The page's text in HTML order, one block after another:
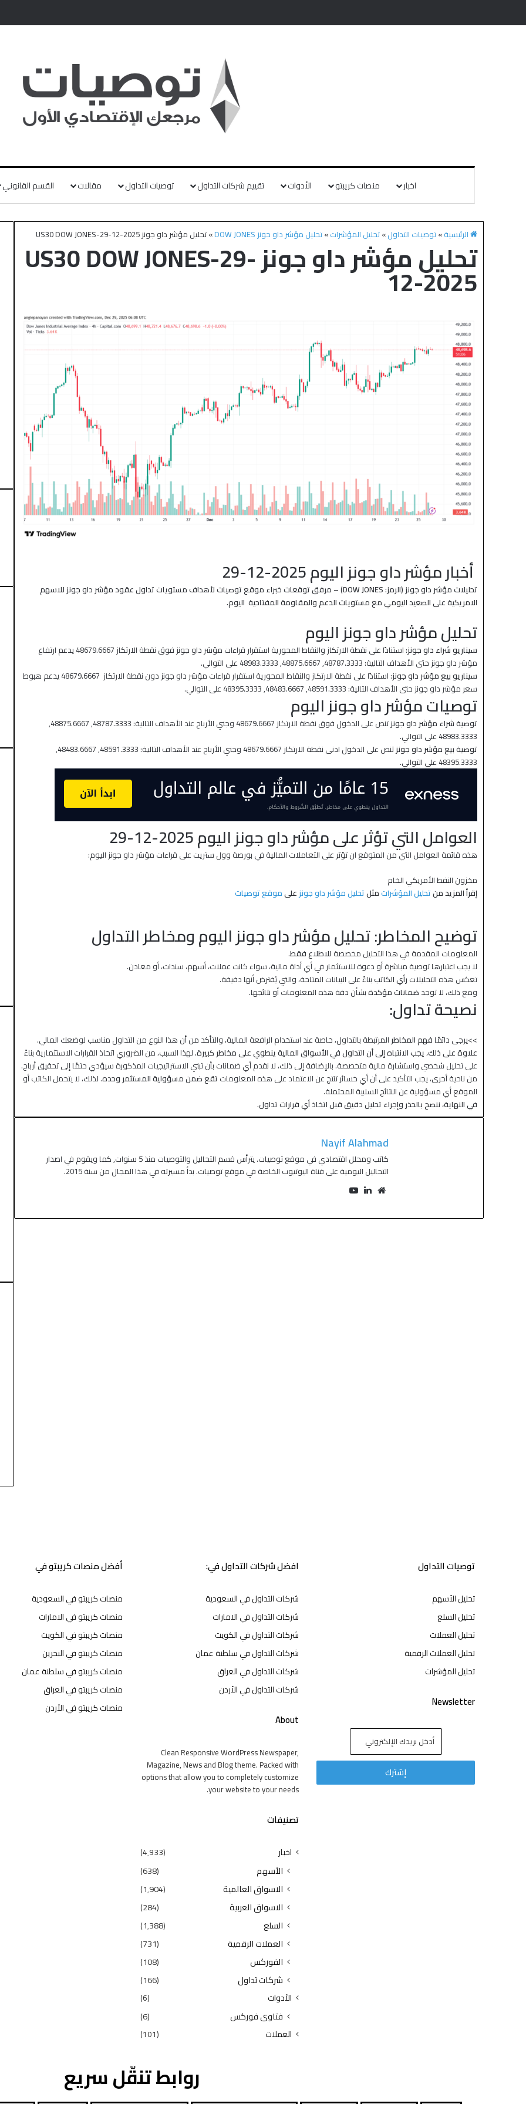
اخبار منصات كريبتو الأدوات تقييم شركات التداول توصيات التداول مقالات القسم القانوني
الرئيسية»توصيات التداول»تحليل المؤشرات»تحليل مؤشر داو جونز DOW JONES »تحليل مؤشر داو جونز US30 DOW JONES-29-12-2025
تحليل مؤشر داو جونز US30 DOW JONES-29-
12-2025
أخبار مؤشر داو جونز اليوم 2025-12-29
تحليلات مؤشر داو جونز (الرمز:DOW JONES) – مرفق توقعات خبراء موقع توصيات لأهداف مستويات تداول عقود مؤشر داو جونز للاسهم
الامريكية على الصعيد اليومي مع مستويات الدعم والمقاومة المفتاحية اليوم.
تحليل مؤشر داو جونز اليوم
سيناريو شراء داو جونز
: استنادًا على نقطة الارتكاز والنقاط المحورية استقرار قراءات مؤشر داو جونز فوق نقطة الارتكاز 48679.6667 يدعم ارتفاع
مؤشر داو جونز حتى الأهداف التالية: 48787.3333, 48875.6667, 48983.3333 على التوالي.
سيناريو بيع مؤشر داو جونز
: استنادًا على نقطة الارتكاز والنقاط المحورية استقرار قراءات مؤشر داو جونز دون نقطة الارتكاز 48679.6667 يدعم هبوط
سعر مؤشر داو جونز حتى الأهداف التالية: 48591.3333, 48483.6667, 48395.3333 على التوالي.
توصيات مؤشر داو جونز اليوم
توصية شراء مؤشر داو جونز
تنص على الدخول فوق نقطة الارتكاز 48679.6667 وجني الأرباح عند الأهداف التالية: 48787.3333, 48875.6667,
48983.3333 على التوالي.
توصية بيع مؤشر داو جونز
تنص على الدخول ادنى نقطة الارتكاز 48679.6667 وجني الأرباح عند الأهداف التالية: 48591.3333, 48483.6667,
48395.3333 على التوالي.
العوامل التي تؤثر على مؤشر داو جونز اليوم 2025-12-29
هذه قائمة العوامل التي من المتوقع ان تؤثر على التعاملات المالية في بورصة وول ستريت على قراءات مؤشر داو جونز اليوم:
مخزون النفط الأمريكي الخام
إقرأ المزيد منتحليل المؤشراتمثلتحليل مؤشر داو جونز علىموقع توصيات
توضيح المخاطر: تحليل مؤشر داو جونز اليوم ومخاطر التداول
المعلومات المقدمة في هذا التحليل مخصصة للاطلاع فقط.
لا يجب اعتبارها توصية مباشرة أو دعوة للاستثمار في أي أداة مالية، سواء كانت عملات، أسهم، سندات، أو معادن.
تعكس هذه التحليلات رأي الكاتببناءً على البيانات المتاحة، والتي يُفترض أنها دقيقة.
ومع ذلك، لا توجد ضمانات مؤكدةبشأن دقة هذه المعلومات أو نتائجها.
نصيحة تداول:
>>يرجى دائمًا فهم المخاطر المرتبطة بالتداول، خاصة عند استخدام الرافعة المالية، والتأكد من أن هذا النوع من التداول مناسب لوضعك المالي.
علاوة على ذلك، يجب الانتباه إلى أن التداول في الأسواق المالية ينطوي على مخاطر كبيرة.لهذا السبب، من الضروري اتخاذ القرارات الاستثمارية بناءً
على تحليل شخصي واستشارة مالية متخصصة. بالإضافة إلى ذلك، لا نقدم أي ضمانات بأن تبني الاستراتيجيات المذكورة سيؤدي حتمًا إلى تحقيق أرباح.
من ناحية أخرى، يجب التأكيد على أن أي خسائر تنتج عن الاعتماد على هذه المعلومات تقع ضمن مسؤولية المستثمر وحده. لذلك، لا يتحمل الكاتب أو
الموقع أي مسؤولية عن النتائج السلبية المحتملة.
في النهاية، ننصح بالحذر وإجراء تحليل دقيق قبل اتخاذ أي قرارات تداول.
Nayif Alahmad
كاتب ومحلل اقتصادي في موقع توصيات. يترأس قسم التحاليل والتوصيات منذ 5 سنوات, كما ويقوم في اصدار
التحاليل اليومية على قناة اليوتيوب الخاصة في موقع توصيات. بدأ مسيرته في هذا المجال من سنة 2015.
والدولار قرب أدنى النفط يواصل انخفاضه في انتظار نتائج المفاوضات
الأمريكية الإيرانية النفط وتراجع الدولار
توصيات التداول
تحليل الأسهم
تحليل السلع
تحليل العملات
تحليل العملات الرقمية
تحليل المؤشرات
Newsletter
افضل شركات التداول في:
شركات التداول في السعودية
شركات التداول في الامارات
شركات التداول في الكويت
شركات التداول في سلطنة عمان
شركات التداول في العراق
شركات التداول في الأردن
About
Clean Responsive WordPress Newspaper,
Magazine, News and Blog theme. Packed with
options that allow you to completely customize
your website to your needs.
تصنيفات
اخبار (4٬933)
الأسهم
(638)
الاسواق العالمية
(1٬904)
الاسواق العربية
(284)
السلع
(1٬388)
العملات الرقمية
(731)
الفوركس
(108)
شركات تداول
(166)
الأدوات (6)
فتاوى فوركس (6)
العملات (101)
أفضل منصات كريبتو في
منصات كريبتو في السعودية
منصات كريبتو في الامارات
منصات كريبتو في الكويت
منصات كريبتو في البحرين
منصات كريبتو في سلطنة عمان
منصات كريبتو في العراق
منصات كريبتو في الأردن
روابط تنقّل سريع